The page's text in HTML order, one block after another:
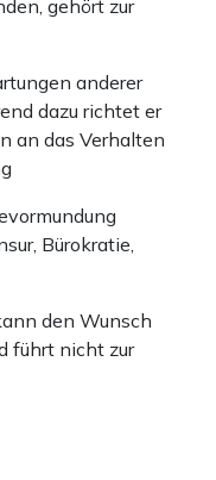
gehört zur
anderer
dazu richtet er
an das Verhalten
Bürokratie,
den Wunsch
führt nicht zur